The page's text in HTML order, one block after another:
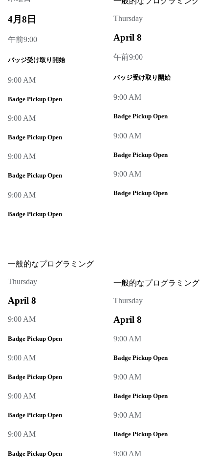
4月8日
午前9:00
バッジ受け取り開始
9:00 AM
Badge Pickup Open
9:00 AM
Badge Pickup Open
9:00 AM
Badge Pickup Open
9:00 AM
Badge Pickup Open
Thursday
April 8
午前9:00
バッジ受け取り開始
9:00 AM
Badge Pickup Open
9:00 AM
Badge Pickup Open
9:00 AM
Badge Pickup Open
一般的なプログラミング
Thursday
April 8
9:00 AM
Badge Pickup Open
9:00 AM
Badge Pickup Open
9:00 AM
Badge Pickup Open
9:00 AM
Badge Pickup Open
一般的なプログラミング
Thursday
April 8
9:00 AM
Badge Pickup Open
9:00 AM
Badge Pickup Open
9:00 AM
Badge Pickup Open
9:00 AM